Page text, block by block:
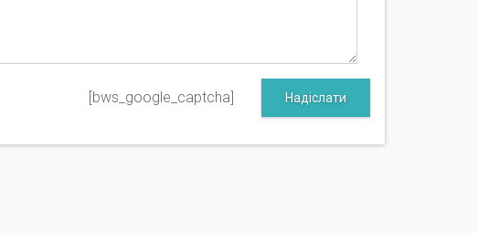
[bws_google_captcha] Надіслати